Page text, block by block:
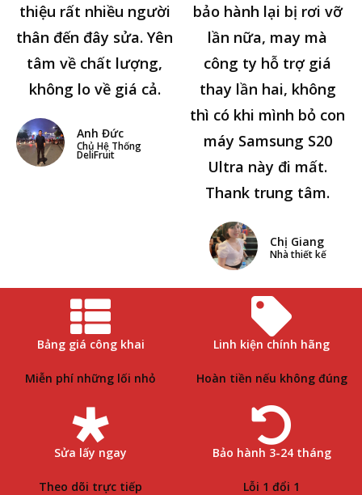
thiệu rất nhiều người
thân đến đây sửa. Yên
tâm về chất lượng,
không lo về giá cả.
Anh Đức
Chủ Hệ Thống
DeliFruit
bảo hành lại bị rơi vỡ
lần nữa, may mà
công ty hỗ trợ giá
thay lần hai, không
thì có khi mình bỏ con
máy Samsung S20
Ultra này đi mất.
Thank trung tâm.
Chị Giang
Nhà thiết kế
Bảng giá công khai
Miễn phí những lối nhỏ
Linh kiện chính hãng
Hoàn tiền nếu không đúng
Sửa lấy ngay
Theo dõi trực tiếp
Bảo hành 3-24 tháng
Lỗi 1 đổi 1